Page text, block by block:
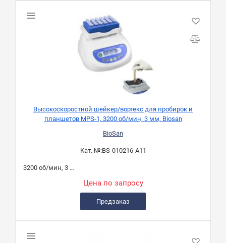
Высокоскоростной шейкер/вортекс для пробирок и
планшетов MPS-1, 3200 об/мин, 3 мм, Biosan
BioSan
Кат. №:BS-010216-A11
3200 об/мин, 3 мм
Цена по запросу
Предзаказ